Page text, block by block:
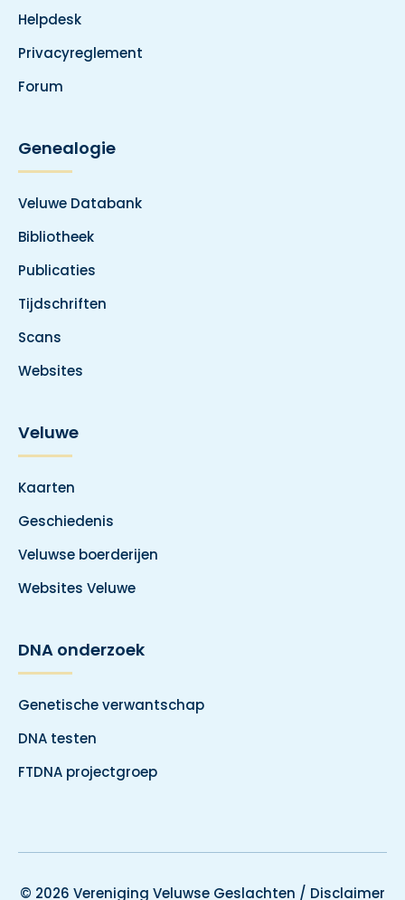
Helpdesk
Privacyreglement
Forum
Genealogie
Veluwe Databank
Bibliotheek
Publicaties
Tijdschriften
Scans
Websites
Veluwe
Kaarten
Geschiedenis
Veluwse boerderijen
Websites Veluwe
DNA onderzoek
Genetische verwantschap
DNA testen
FTDNA projectgroep
© 2026 Vereniging Veluwse Geslachten / Disclaimer